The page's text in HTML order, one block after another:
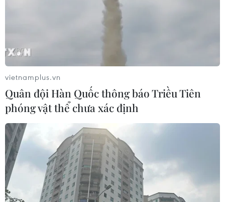
Lạc đà “tiên tri” dự đoán kết quả trận đại
chiến Brazil-Hà Lan
10/07/2014 23:02
Chú lạc đà “tiên tri” nổi tiếng Shaheen ở Dubai dự đoán
Hà Lan sẽ giành chiến thắng trong trận tranh hạng ba
World Cup 2014 với tuyển Brazil.
vietnamplus.vn
Quân đội Hàn Quốc thông báo Triều Tiên
phóng vật thể chưa xác định